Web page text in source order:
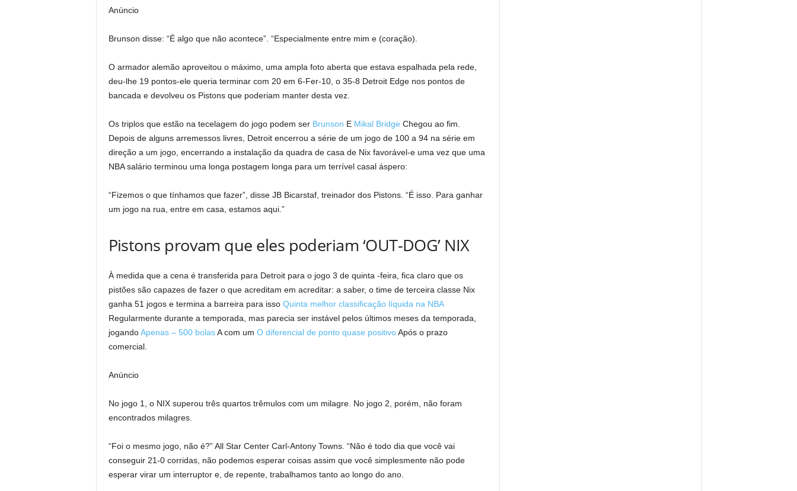
Anúncio
Brunson disse: “É algo que não acontece”. “Especialmente entre mim e (coração).
O armador alemão aproveitou o máximo, uma ampla foto aberta que estava espalhada pela rede,
deu-lhe 19 pontos-ele queria terminar com 20 em 6-Fer-10, o 35-8 Detroit Edge nos pontos de
bancada e devolveu os Pistons que poderiam manter desta vez.
Os triplos que estão na tecelagem do jogo podem ser Brunson E Mikal Bridge Chegou ao fim.
Depois de alguns arremessos livres, Detroit encerrou a série de um jogo de 100 a 94 na série em
direção a um jogo, encerrando a instalação da quadra de casa de Nix favorável-e uma vez que uma
NBA salário terminou uma longa postagem longa para um terrível casal áspero:
“Fizemos o que tínhamos que fazer”, disse JB Bicarstaf, treinador dos Pistons. “É isso. Para ganhar
um jogo na rua, entre em casa, estamos aqui.”
Pistons provam que eles poderiam ‘OUT-DOG’ NIX
À medida que a cena é transferida para Detroit para o jogo 3 de quinta -feira, fica claro que os
pistões são capazes de fazer o que acreditam em acreditar: a saber, o time de terceira classe Nix
ganha 51 jogos e termina a barreira para isso Quinta melhor classificação líquida na NBA
Regularmente durante a temporada, mas parecia ser instável pelos últimos meses da temporada,
jogandoApenas – 500 bolasA com um O diferencial de ponto quase positivoApós o prazo
comercial.
Anúncio
No jogo 1, o NIX superou três quartos trêmulos com um milagre. No jogo 2, porém, não foram
encontrados milagres.
“Foi o mesmo jogo, não é?” All Star Center Carl-Antony Towns. “Não é todo dia que você vai
conseguir 21-0 corridas, não podemos esperar coisas assim que você simplesmente não pode
esperar virar um interruptor e, de repente, trabalhamos tanto ao longo do ano.